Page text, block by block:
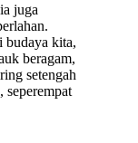
juga
budaya kita,
beragam,
setengah
seperempat